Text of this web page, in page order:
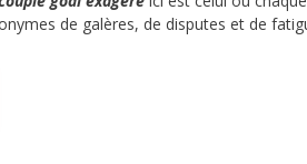
de galères, de disputes et de